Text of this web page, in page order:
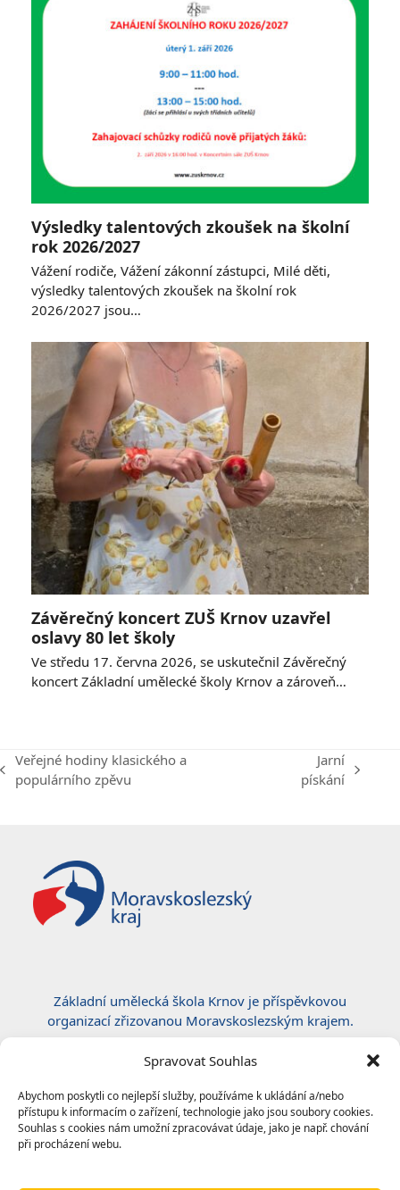
Spravovat Souhlas
Abychom poskytli co nejlepší služby, používáme k ukládání a/nebo
přístupu k informacím o zařízení, technologie jako jsou soubory cookies.
Souhlas s cookies nám umožní zpracovávat údaje, jako je např. chování
při procházení webu.
Výsledky talentových zkoušek na školní
rok 2026/2027
Vážení rodiče, Vážení zákonní zástupci, Milé děti,
výsledky talentových zkoušek na školní rok
2026/2027 jsou…
Závěrečný koncert ZUŠ Krnov uzavřel
oslavy 80 let školy
Ve středu 17. června 2026, se uskutečnil Závěrečný
koncert Základní umělecké školy Krnov a zároveň…
previous
Veřejné hodiny klasického a
populárního zpěvu
next
Jarní
pískání
Základní umělecká škola Krnov je příspěvkovou
organizací zřizovanou Moravskoslezským krajem.
Certifikace ČSN EN ISO 50001:2019